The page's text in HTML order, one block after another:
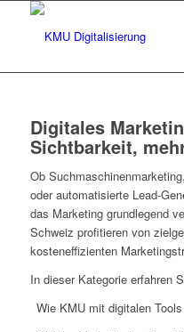
Digitales
Sichtbarkeit,
Ob
oder automatisierte Lead-
das Marketing grundlegend
Schweiz profitieren von
kosteneffizienten
In dieser Kategorie erfahren
Wie KMU mit digitalen